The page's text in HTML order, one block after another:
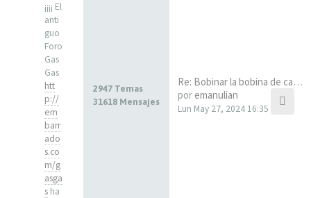
¡¡¡¡ El
anti
guo
Foro
Gas
Gas
htt
p://
em
barr
ado
s.co
m/g
asga
s ha
2947 Temas
31618 Mensajes
Re: Bobinar la bobina de carg…
por emanulian
Lun May 27, 2024 16:35